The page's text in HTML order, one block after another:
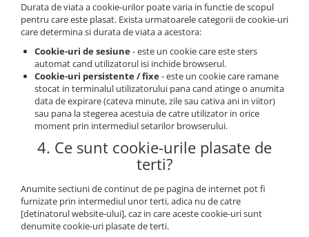
Durata de viata a cookie-urilor poate varia in functie de scopul
pentru care este plasat. Exista urmatoarele categorii de cookie-uri
care determina si durata de viata a acestora:
Cookie-uri de sesiune- este un cookie care este sters
automat cand utilizatorul isi inchide browserul.
Cookie-uri persistente / fixe- este un cookie care ramane
stocat in terminalul utilizatorului pana cand atinge o anumita
data de expirare (cateva minute, zile sau cativa ani in viitor)
sau pana la stegerea acestuia de catre utilizator in orice
moment prin intermediul setarilor browserului.
4. Ce sunt cookie-urile plasate de
terti?
Anumite sectiuni de continut de pe pagina de internet pot fi
furnizate prin intermediul unor terti, adica nu de catre
[detinatorul website-ului], caz in care aceste cookie-uri sunt
denumite cookie-uri plasate de terti.